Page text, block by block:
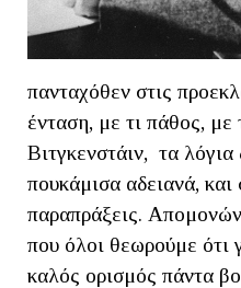
πανταχόθεν στις
ένταση, με τι πάθος,
Βιτγκενστάιν, τα λόγια
πουκάμισα αδειανά, και
παραπράξεις.
που όλοι θεωρούμε ότι
καλός ορισμός πάντα